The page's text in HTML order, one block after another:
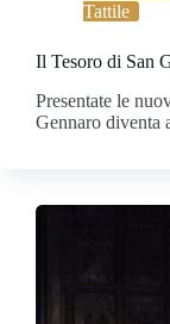
Tattile
Il Tesoro di San
Presentate le
Gennaro diventa